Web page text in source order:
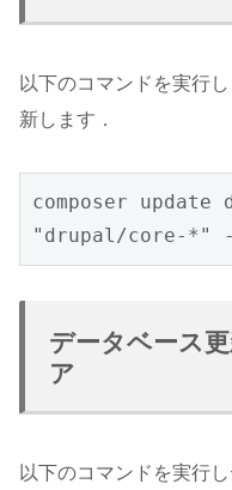
以下のコマンドを実行
新します．
composer update
"drupal/core-*"
データベース
ア
以下のコマンドを実行